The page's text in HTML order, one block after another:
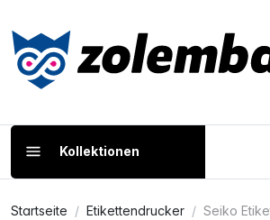
Kollektionen
Startseite Etikettendrucker Seiko